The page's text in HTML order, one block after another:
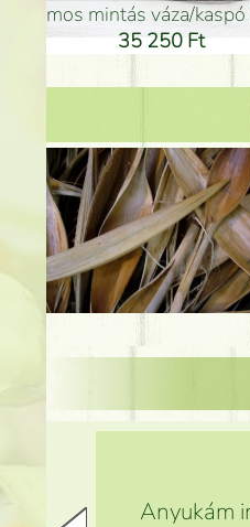
arany színű kerámia váza
32 250 Ft
Anyukám